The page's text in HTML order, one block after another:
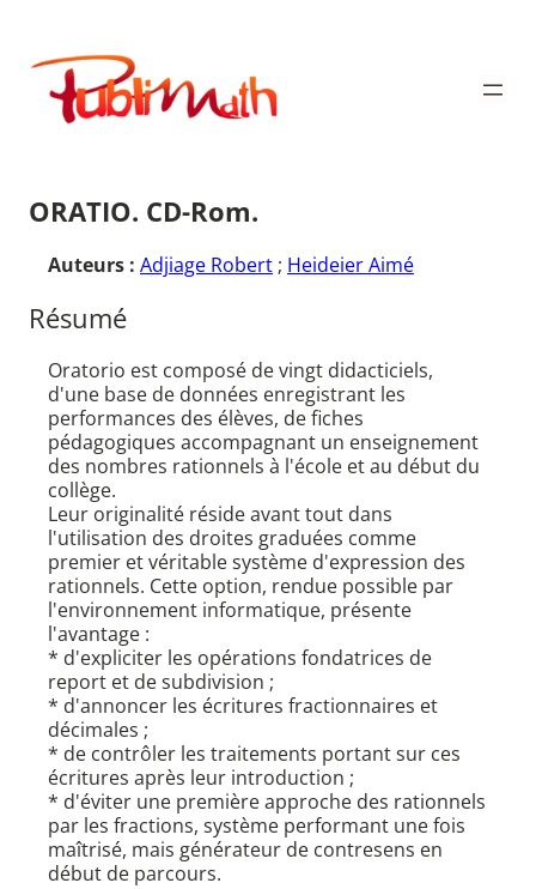
contenu
Publimath
ORATIO. CD-Rom.
Auteurs : Adjiage Robert ; Heideier Aimé
Résumé
Oratorio est composé de vingt didacticiels,
d'une base de données enregistrant les
performances des élèves, de fiches
pédagogiques accompagnant un enseignement
des nombres rationnels à l'école et au début du
collège.
Leur originalité réside avant tout dans
l'utilisation des droites graduées comme
premier et véritable système d'expression des
rationnels. Cette option, rendue possible par
l'environnement informatique, présente
l'avantage :
* d'expliciter les opérations fondatrices de
report et de subdivision ;
* d'annoncer les écritures fractionnaires et
décimales ;
* de contrôler les traitements portant sur ces
écritures après leur introduction ;
* d'éviter une première approche des rationnels
par les fractions, système performant une fois
maîtrisé, mais générateur de contresens en
début de parcours.